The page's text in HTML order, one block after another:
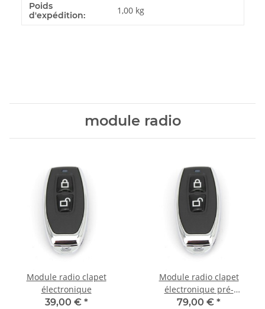
#productDetails.itemInformation#
#productDetails.itemValue#
Poids
d'expédition:
1,00 kg
module radio
Module radio clapet
électronique
39,00 € *
Module radio clapet
électronique pré-
confectionné
79,00 € *